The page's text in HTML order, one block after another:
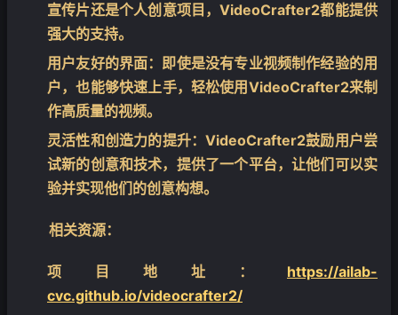
宣传片还是个人创意项目，VideoCrafter2都能提供
强大的支持。
用户友好的界面：即使是没有专业视频制作经验的用
户，也能够快速上手，轻松使用VideoCrafter2来制
作高质量的视频。
灵活性和创造力的提升：VideoCrafter2鼓励用户尝
试新的创意和技术，提供了一个平台，让他们可以实
验并实现他们的创意构想。
相关资源：
项目地址： https://ailab-
cvc.github.io/videocrafter2/